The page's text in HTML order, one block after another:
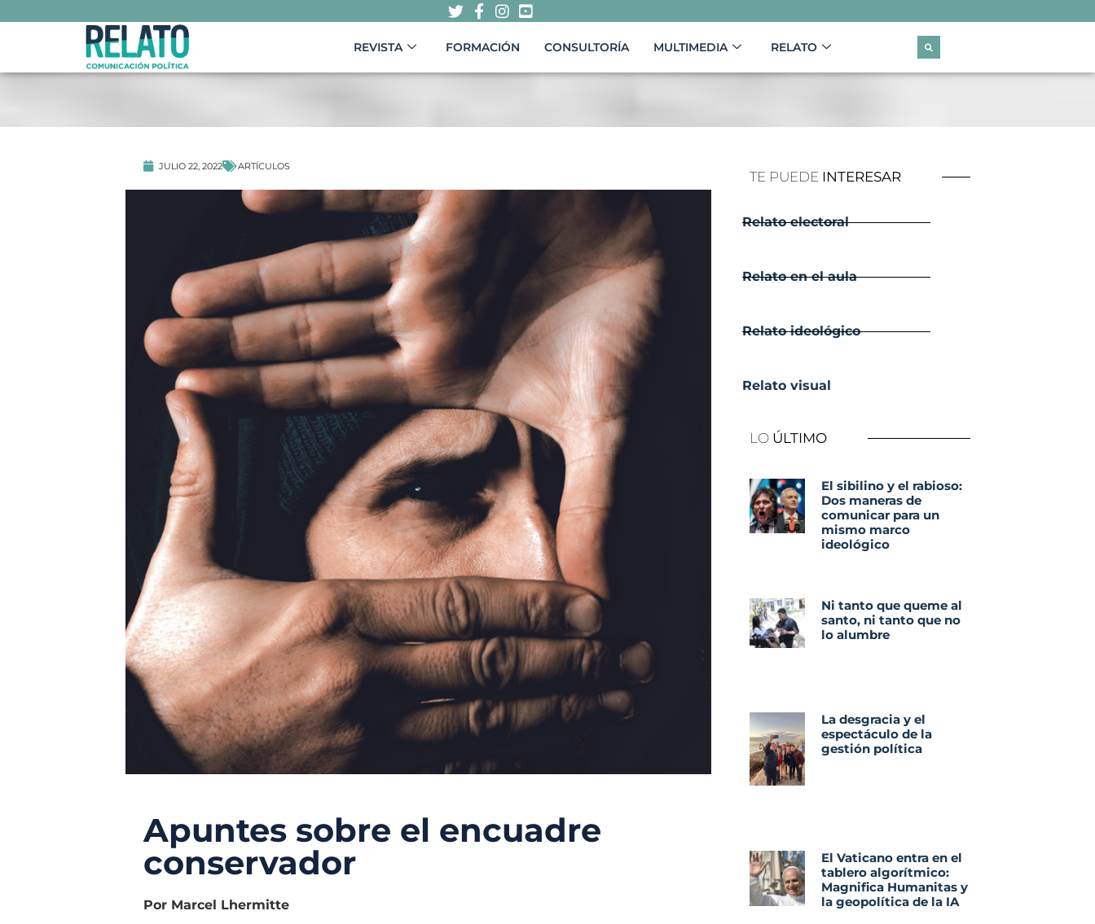
REVISTA FORMACIÓN CONSULTORÍA MULTIMEDIA RELATO
JULIO 22, 2022 ARTÍCULOS
Apuntes sobre el encuadre
conservador
Por Marcel Lhermitte
TE PUEDE INTERESAR
Relato electoral
Relato en el aula
Relato ideológico
Relato visual
LO ÚLTIMO
El sibilino y el rabioso:
Dos maneras de
comunicar para un
mismo marco
ideológico
Ni tanto que queme al
santo, ni tanto que no
lo alumbre
La desgracia y el
espectáculo de la
gestión política
El Vaticano entra en el
tablero algorítmico:
Magnifica Humanitas y
la geopolítica de la IA